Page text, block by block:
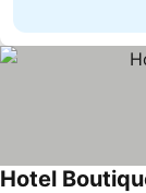
Hotel